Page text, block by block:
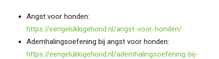
Angst voor honden:
https://eengelukkigehond.nl/angst-voor-honden/
Ademhalingsoefening bij angst voor honden:
https://eengelukkigehond.nl/ademhalingsoefening-bij-